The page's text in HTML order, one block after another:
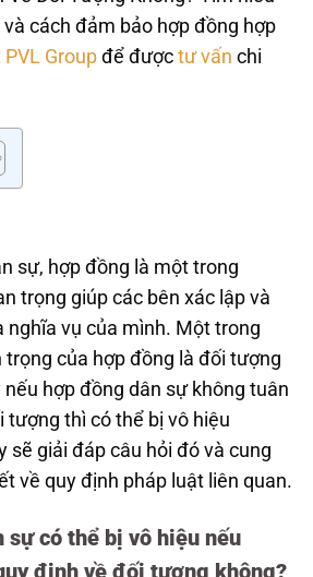
và cách đảm bảo hợp đồng hợp
PVL Groupđể được tư vấn chi
sự, hợp đồng là một trong
trọng giúp các bên xác lập và
nghĩa vụ của mình. Một trong
trọng của hợp đồng là đối tượng
hợp đồng dân sự không tuân
tượng thì có thể bị vô hiệu
sẽ giải đáp câu hỏi đó và cung
về quy định pháp luật liên quan.
sự có thể bị vô hiệu nếu